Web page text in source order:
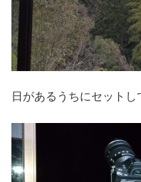
日があるうちにセットし